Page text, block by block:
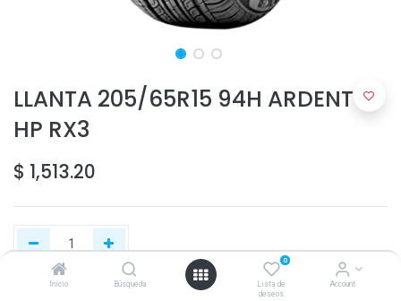
Inicio Búsqueda
0
Lista de
deseos
Account
LLANTA 205/65R15 94H ARDENT
HP RX3
$ 1,513.20